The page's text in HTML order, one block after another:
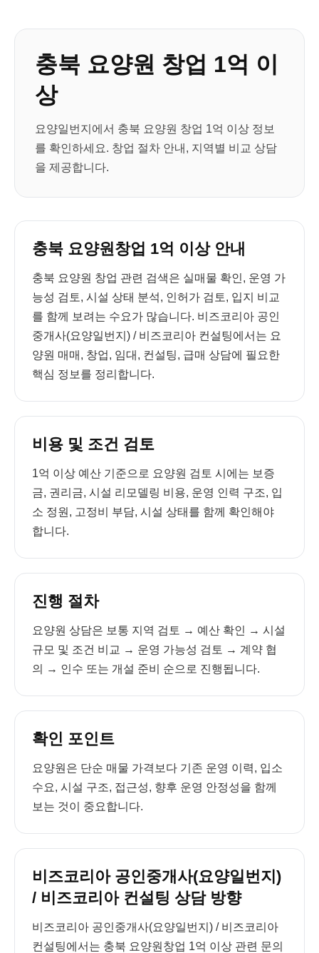
충북 요양원 창업 1억 이
상
요양일번지에서 충북 요양원 창업 1억 이상 정보
를 확인하세요. 창업 절차 안내, 지역별 비교 상담
을 제공합니다.
충북 요양원창업 1억 이상 안내
충북 요양원 창업 관련 검색은 실매물 확인, 운영 가
능성 검토, 시설 상태 분석, 인허가 검토, 입지 비교
를 함께 보려는 수요가 많습니다. 비즈코리아 공인
중개사(요양일번지) / 비즈코리아 컨설팅에서는 요
양원 매매, 창업, 임대, 컨설팅, 급매 상담에 필요한
핵심 정보를 정리합니다.
비용 및 조건 검토
1억 이상 예산 기준으로 요양원 검토 시에는 보증
금, 권리금, 시설 리모델링 비용, 운영 인력 구조, 입
소 정원, 고정비 부담, 시설 상태를 함께 확인해야
합니다.
진행 절차
요양원 상담은 보통 지역 검토 → 예산 확인 → 시설
규모 및 조건 비교 → 운영 가능성 검토 → 계약 협
의 → 인수 또는 개설 준비 순으로 진행됩니다.
확인 포인트
요양원은 단순 매물 가격보다 기존 운영 이력, 입소
수요, 시설 구조, 접근성, 향후 운영 안정성을 함께
보는 것이 중요합니다.
비즈코리아 공인중개사(요양일번지)
/ 비즈코리아 컨설팅 상담 방향
비즈코리아 공인중개사(요양일번지) / 비즈코리아
컨설팅에서는 충북 요양원창업 1억 이상 관련 문의